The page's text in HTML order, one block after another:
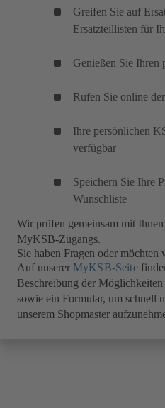
Greifen Sie auf
Ersatzteillisten für
Genießen Sie Ihren
Rufen Sie online
Ihre persönlichen
verfügbar
Speichern Sie Ihre
Wunschliste
Wir prüfen gemeinsam mit
MyKSB-Zugangs.
Sie haben Fragen oder möchten
Auf unserer MyKSB-Seite
Beschreibung der
sowie ein Formular, um schnell
unserem Shopmaster